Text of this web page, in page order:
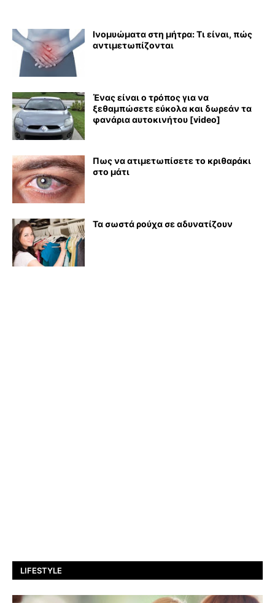
Ινομυώματα στη μήτρα: Τι είναι, πώς
αντιμετωπίζονται
Ένας είναι ο τρόπος για να
ξεθαμπώσετε εύκολα και δωρεάν τα
φανάρια αυτοκινήτου [video]
Πως να ατιμετωπίσετε το κριθαράκι
στο μάτι
Τα σωστά ρούχα σε αδυνατίζουν
LIFESTYLE